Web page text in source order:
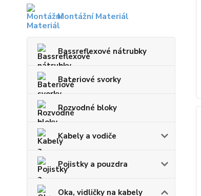
Montážní Materiál
Bassreflexové nátrubky
Bateriové svorky
Rozvodné bloky
Kabely a vodiče
Pojistky a pouzdra
Oka, vidličky na kabely